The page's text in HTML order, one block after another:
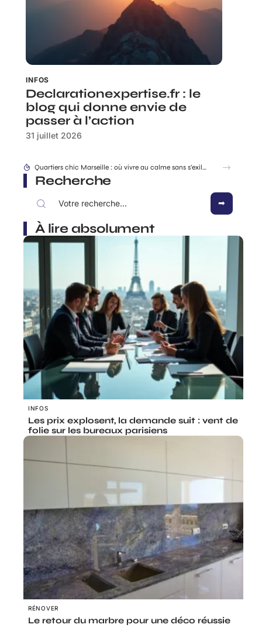
INFOS
Declarationexpertise.fr : le
blog qui donne envie de
passer à l’action
31 juillet 2026
Quartiers chic Marseille : où vivre au calme sans s’exiler ?
Recherche
À lire absolument
INFOS
Les prix explosent, la demande suit : vent de
folie sur les bureaux parisiens
RÉNOVER
Le retour du marbre pour une déco réussie